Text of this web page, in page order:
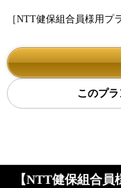
［NTT健保組合員様用プ
このプ
【NTT健保組合